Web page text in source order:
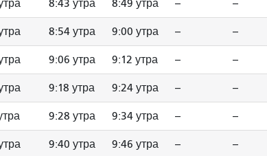
8:43 утра 8:49 утра -- --
8:54 утра 9:00 утра -- --
9:06 утра 9:12 утра -- --
9:18 утра 9:24 утра -- --
9:28 утра 9:34 утра -- --
9:40 утра 9:46 утра -- --